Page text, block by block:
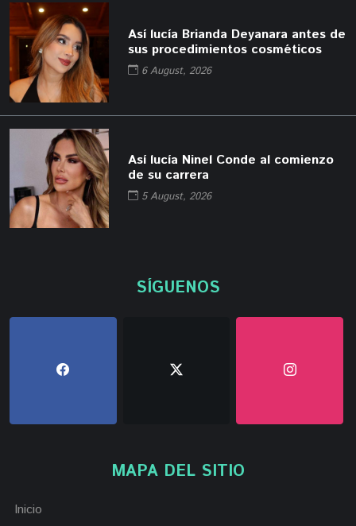
Así lucía Brianda Deyanara antes de
sus procedimientos cosméticos
6 August, 2026
Así lucía Ninel Conde al comienzo
de su carrera
5 August, 2026
SÍGUENOS
MAPA DEL SITIO
Inicio